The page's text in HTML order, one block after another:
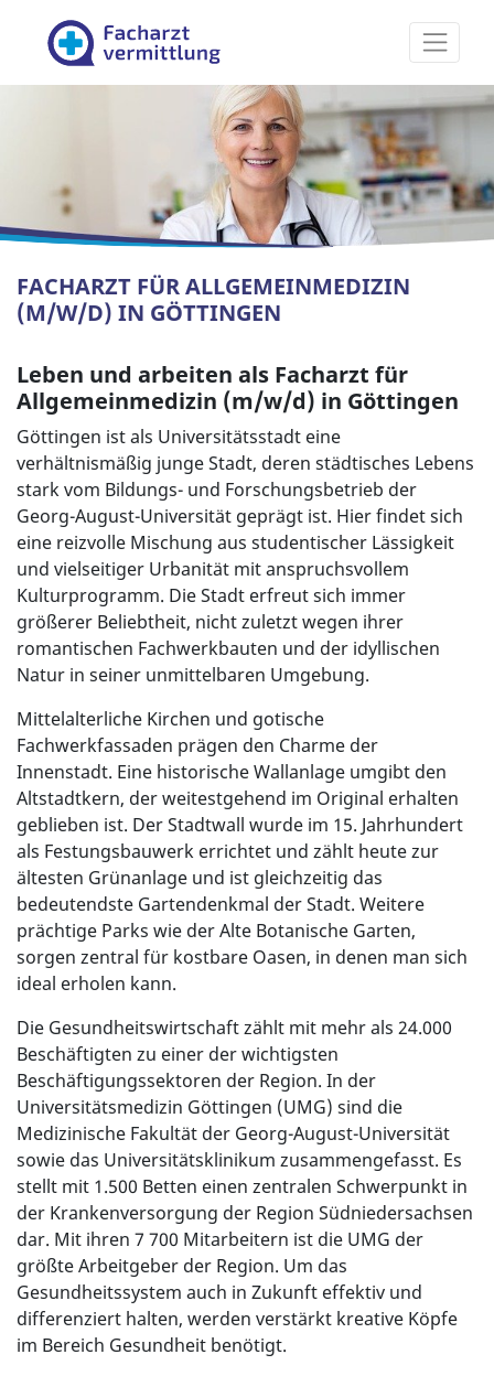
Facharztvermittlung
FACHARZT FÜR ALLGEMEINMEDIZIN
(M/W/D) IN GÖTTINGEN
Leben und arbeiten als Facharzt für
Allgemeinmedizin (m/w/d) in Göttingen
Göttingen ist als Universitätsstadt eine
verhältnismäßig junge Stadt, deren städtisches Lebens
stark vom Bildungs- und Forschungsbetrieb der
Georg-August-Universität geprägt ist. Hier findet sich
eine reizvolle Mischung aus studentischer Lässigkeit
und vielseitiger Urbanität mit anspruchsvollem
Kulturprogramm. Die Stadt erfreut sich immer
größerer Beliebtheit, nicht zuletzt wegen ihrer
romantischen Fachwerkbauten und der idyllischen
Natur in seiner unmittelbaren Umgebung.
Mittelalterliche Kirchen und gotische
Fachwerkfassaden prägen den Charme der
Innenstadt. Eine historische Wallanlage umgibt den
Altstadtkern, der weitestgehend im Original erhalten
geblieben ist. Der Stadtwall wurde im 15. Jahrhundert
als Festungsbauwerk errichtet und zählt heute zur
ältesten Grünanlage und ist gleichzeitig das
bedeutendste Gartendenkmal der Stadt. Weitere
prächtige Parks wie der Alte Botanische Garten,
sorgen zentral für kostbare Oasen, in denen man sich
ideal erholen kann.
Die Gesundheitswirtschaft zählt mit mehr als 24.000
Beschäftigten zu einer der wichtigsten
Beschäftigungssektoren der Region. In der
Universitätsmedizin Göttingen (UMG) sind die
Medizinische Fakultät der Georg-August-Universität
sowie das Universitätsklinikum zusammengefasst. Es
stellt mit 1.500 Betten einen zentralen Schwerpunkt in
der Krankenversorgung der Region Südniedersachsen
dar. Mit ihren 7 700 Mitarbeitern ist die UMG der
größte Arbeitgeber der Region. Um das
Gesundheitssystem auch in Zukunft effektiv und
differenziert halten, werden verstärkt kreative Köpfe
im Bereich Gesundheit benötigt.